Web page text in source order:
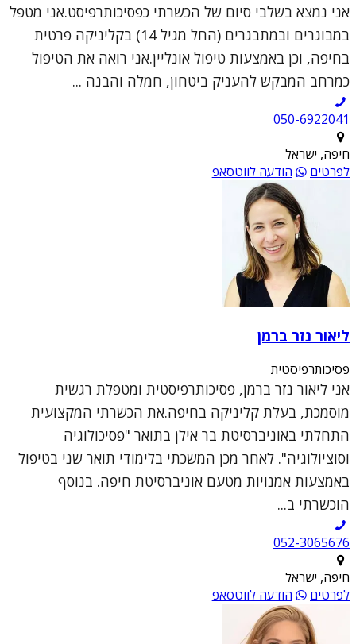
אני נמצא בשלבי סיום של הכשרתי כפסיכותרפיסט.אני מטפל
במבוגרים ובמתבגרים (החל מגיל 14) בקליניקה פרטית
בחיפה, וכן באמצעות טיפול אונליין.אני רואה את הטיפול
כמרחב המבקש להעניק ביטחון, חמלה והבנה ...
050-6922041
חיפה, ישראל
לפרטים
הודעה לווטסאפ
ליאור נזר ברמן
פסיכותרפיסטית
אני ליאור נזר ברמן, פסיכותרפיסטית ומטפלת רגשית
מוסמכת, בעלת קליניקה בחיפה.את הכשרתי המקצועית
התחלתי באוניברסיטת בר אילן בתואר "פסיכולוגיה
וסוציולוגיה". לאחר מכן המשכתי בלימודי תואר שני בטיפול
באמצעות אמנויות מטעם אוניברסיטת חיפה. בנוסף
הוכשרתי ב...
052-3065676
חיפה, ישראל
לפרטים
הודעה לווטסאפ